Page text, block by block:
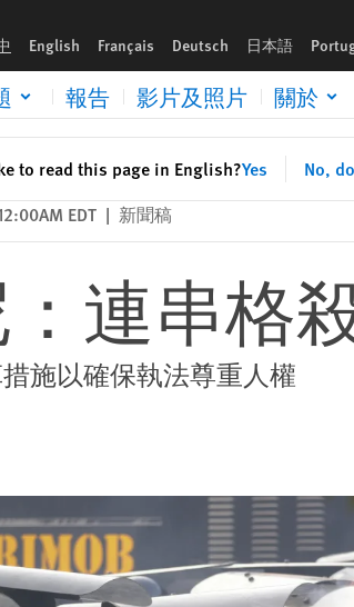
English Français Deutsch 日本語
報告 影片及照片 關於
to read this page in English?Yes No,
EDT | 新聞稿
連串格
施以確保執法尊重人權